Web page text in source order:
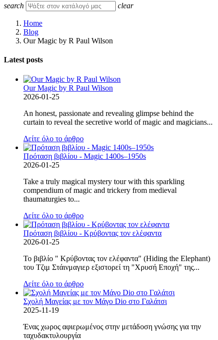
search clear
Home
Blog
Our Magic by R Paul Wilson
Latest posts
Our Magic by R Paul Wilson
2026-01-25
An honest, passionate and revealing glimpse behind the
curtain to reveal the secretive world of magic and magicians...
Δείτε όλο το άρθρο
Πρόταση βιβλίου - Magic 1400s–1950s
2026-01-25
Take a truly magical mystery tour with this sparkling
compendium of magic and trickery from medieval
thaumaturgies to...
Δείτε όλο το άρθρο
Πρόταση βιβλίου - Κρύβοντας τον ελέφαντα
2026-01-25
Το βιβλίο " Κρύβοντας τον ελέφαντα" (Hiding the Elephant)
του Τζιμ Στάινμαγιερ εξιστορεί τη "Χρυσή Εποχή" της...
Δείτε όλο το άρθρο
Σχολή Μαγείας με τον Μάγο Dio στο Γαλάτσι
2025-11-19
Ένας χωρος αφιερωμένος στην μετάδοση γνώσης για την
ταχυδακτυλουργία